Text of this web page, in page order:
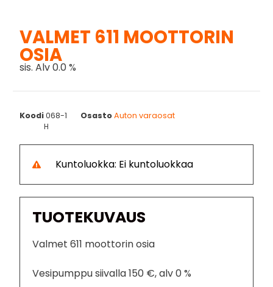
VALMET 611 MOOTTORIN
OSIA
sis. Alv 0.0 %
Koodi068-1 OsastoAuton varaosat
H
Kuntoluokka: Ei kuntoluokkaa
TUOTEKUVAUS
Valmet 611 moottorin osia
Vesipumppu siivalla 150 €, alv 0 %